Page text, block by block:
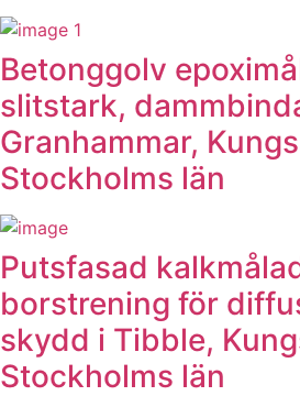
Betonggolv
slitstark,
Granhammar,
Stockholms län
Putsfasad
borstrening för
skydd i Tibble,
Stockholms län